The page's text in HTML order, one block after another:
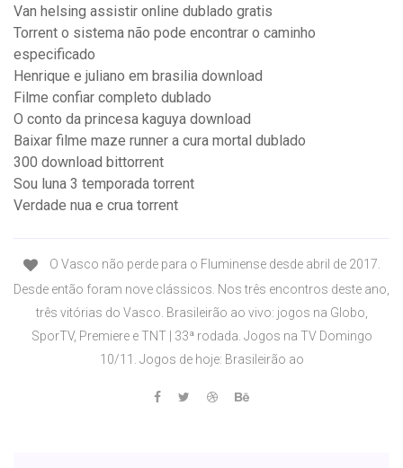
Van helsing assistir online dublado gratis
Torrent o sistema não pode encontrar o caminho
especificado
Henrique e juliano em brasilia download
Filme confiar completo dublado
O conto da princesa kaguya download
Baixar filme maze runner a cura mortal dublado
300 download bittorrent
Sou luna 3 temporada torrent
Verdade nua e crua torrent
O Vasco não perde para o Fluminense desde abril de 2017.
Desde então foram nove clássicos. Nos três encontros deste ano,
três vitórias do Vasco. Brasileirão ao vivo: jogos na Globo,
SporTV, Premiere e TNT | 33ª rodada. Jogos na TV Domingo
10/11. Jogos de hoje: Brasileirão ao